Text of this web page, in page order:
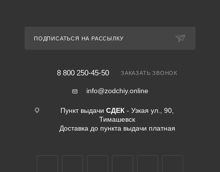
ПОДПИСАТЬСЯ НА РАССЫЛКУ
8 800 250-45-50 ЗАКАЗАТЬ ЗВОНОК
info@zodchiy.online
Пункт выдачи СДЕК - Узкая ул., 90,
Тимашевск
Доставка до пункта выдачи платная